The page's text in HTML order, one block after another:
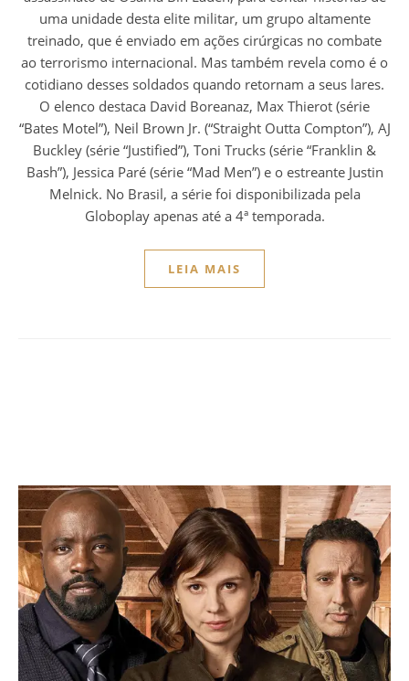
uma unidade desta elite militar, um grupo altamente
treinado, que é enviado em ações cirúrgicas no combate
ao terrorismo internacional. Mas também revela como é o
cotidiano desses soldados quando retornam a seus lares.
O elenco destaca David Boreanaz, Max Thierot (série
“Bates Motel”), Neil Brown Jr. (“Straight Outta Compton”), AJ
Buckley (série “Justified”), Toni Trucks (série “Franklin &
Bash”), Jessica Paré (série “Mad Men”) e o estreante Justin
Melnick. No Brasil, a série foi disponibilizada pela
Globoplay apenas até a 4ª temporada.
LEIA MAIS